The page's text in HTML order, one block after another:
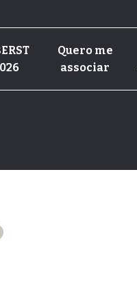
Quero me
associar